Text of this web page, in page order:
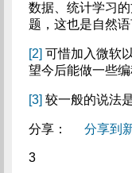
数据、统计学习
题，这也是自然
[2] 可惜加入微软
望今后能做一些编
[3] 较一般的说法
分享： 分享到
3